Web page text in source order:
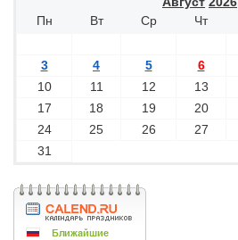
Пн
Вт Ср Чт
3
4 5 6
10
11 12 13
17
18 19 20
24
25 26 27
31